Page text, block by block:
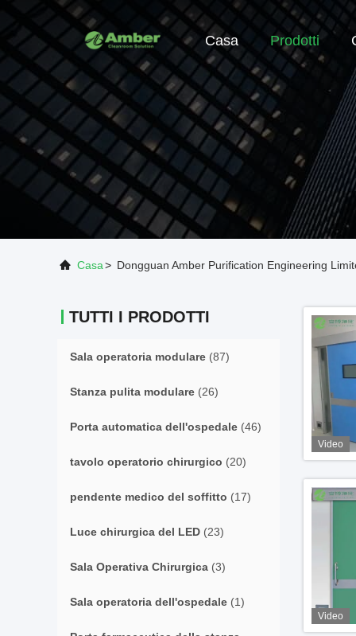
Casa Prodotti
Casa> Dongguan Amber Purification Engineering
TUTTI I PRODOTTI
Sala operatoria modulare (87)
Stanza pulita modulare (26)
Porta automatica dell'ospedale (46)
tavolo operatorio chirurgico (20)
pendente medico del soffitto (17)
Luce chirurgica del LED (23)
Sala Operativa Chirurgica (3)
Sala operatoria dell'ospedale (1)
Video
Video